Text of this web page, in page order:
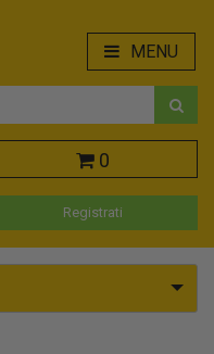
MENU
0
Registrati